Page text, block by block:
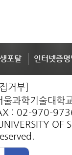
포탈 인터넷증
거부]
과학기술대학
: 02-970-
OF